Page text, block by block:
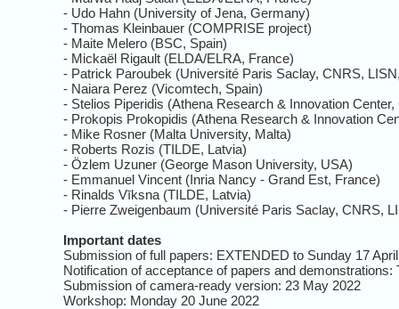
- Udo Hahn (University of Jena, Germany)
- Thomas Kleinbauer (COMPRISE project)
- Maite Melero (BSC, Spain)
- Mickaël Rigault (ELDA/ELRA, France)
- Patrick Paroubek (Université Paris Saclay, CNRS,
- Naiara Perez (Vicomtech, Spain)
- Stelios Piperidis (Athena Research & Innovation Center,
- Prokopis Prokopidis (Athena Research & Innovation
- Mike Rosner (Malta University, Malta)
- Roberts Rozis (TILDE, Latvia)
- Özlem Uzuner (George Mason University, USA)
- Emmanuel Vincent (Inria Nancy - Grand Est, France)
- Rinalds Vīksna (TILDE, Latvia)
- Pierre Zweigenbaum (Université Paris Saclay, CNRS,
Important dates
Submission of full papers: EXTENDED to Sunday 17
Notification of acceptance of papers and demonstrations:
Submission of camera-ready version: 23 May 2022
Workshop: Monday 20 June 2022